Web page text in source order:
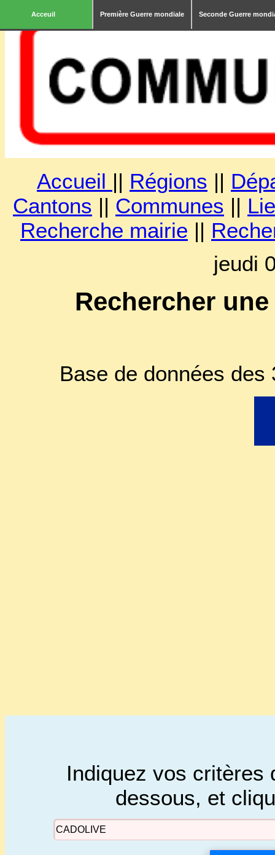
Acceuil Première Guerre mondiale Seconde Guerre
Accueil || Régions ||
Cantons || Communes ||
Recherche mairie ||
jeudi
Rechercher
Base de données
Indiquez vos critères
dessous, et